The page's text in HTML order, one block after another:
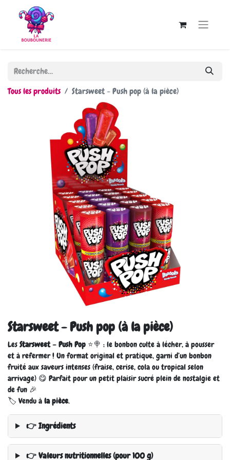
Tous les produits Starsweet - Push pop (à la pièce)
Starsweet - Push pop (à la pièce)
Les Starsweet – Push Pop ⭐🍭 : le bonbon culte à lécher, à pousser
et à refermer ! Un format original et pratique, garni d’un bonbon
fruité aux saveurs intenses (fraise, cerise, cola ou tropical selon
arrivage) 😋 Parfait pour un petit plaisir sucré plein de nostalgie et
de fun 🎉
🏷️ Vendu à la pièce.
👉 Ingrédients
👉 Valeurs nutritionnelles (pour 100 g)